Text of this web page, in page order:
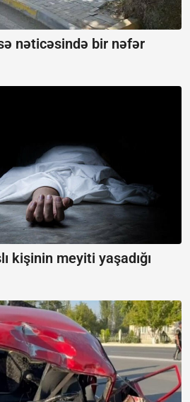
nəticəsində bir nəfər
kişinin meyiti yaşadığı